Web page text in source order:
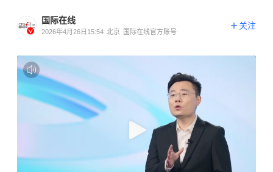
国际在线
2026年4月26日15:54 北京 国际在线官方账号
关注